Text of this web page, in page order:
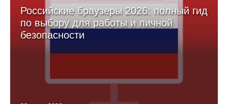
Российские браузеры 2026: полный гид
по выбору для работы и личной
безопасности